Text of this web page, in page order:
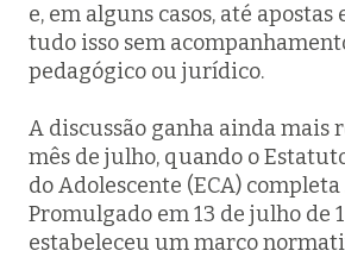
e, em alguns casos, até
tudo isso sem
pedagógico ou jurídico.
A discussão ganha ainda mais
mês de julho, quando o
do Adolescente (ECA) completa
Promulgado em 13 de julho de
estabeleceu um marco